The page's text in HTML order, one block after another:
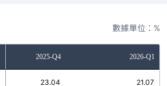
數據單位：%
2025-Q4 2026-Q1
23.04 21.07